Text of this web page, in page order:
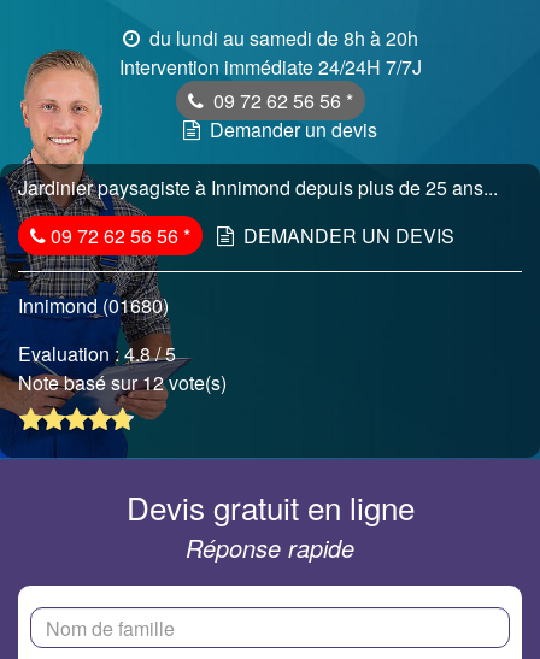
du lundi au samedi de 8h à 20h
Intervention immédiate 24/24H 7/7J
09 72 62 56 56 *
Demander un devis
Jardinier paysagiste à Innimond depuis plus de 25 ans...
09 72 62 56 56* DEMANDER UN DEVIS
Innimond (01680)
Evaluation :4.8/ 5
Note basé sur 12 vote(s)
Devis gratuit en ligne
Réponse rapide